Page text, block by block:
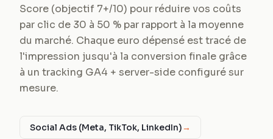
Score (objectif 7+/10) pour réduire vos coûts
par clic de 30 à 50 % par rapport à la moyenne
du marché. Chaque euro dépensé est tracé de
l'impression jusqu'à la conversion finale grâce
à un tracking GA4 + server-side configuré sur
mesure.
Social Ads (Meta, TikTok, LinkedIn)→